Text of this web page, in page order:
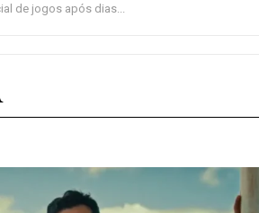
de jogos após dias...